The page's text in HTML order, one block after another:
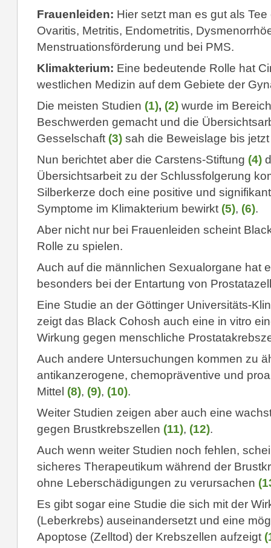
Frauenleiden: Hier setzt man es gut als
Ovaritis, Metritis, Endometritis,
Menstruationsförderung und bei PMS.
Klimakterium: Eine bedeutende Rolle hat
westlichen Medizin auf dem Gebiete der
Die meisten Studien (1), (2)wurde im
Beschwerden gemacht und die
Gesselschaft (3)sah die Beweislage bis
Nun berichtet aber die Carstens-Stiftung (4)
Übersichtsarbeit zu der Schlussfolgerung
Silberkerze doch eine positive und
Symptome im Klimakterium bewirkt (5), (6).
Aber nicht nur bei Frauenleiden scheint
Rolle zu spielen.
Auch auf die männlichen Sexualorgane hat
besonders bei der Entartung von
Eine Studie an der Göttinger Universitäts-
zeigt das Black Cohosh auch eine in vitro
Wirkung gegen menschliche
Auch andere Untersuchungen kommen zu
antikanzerogene, chemopräventive und
Mittel (8), (9), (10).
Weiter Studien zeigen aber auch eine
gegen Brustkrebszellen (11), (12).
Auch wenn weiter Studien noch fehlen,
sicheres Therapeutikum während der
ohne Leberschädigungen zu verursachen
Es gibt sogar eine Studie die sich mit der
(Leberkrebs) auseinandersetzt und eine
Apoptose (Zelltod) der Krebszellen aufzeigt